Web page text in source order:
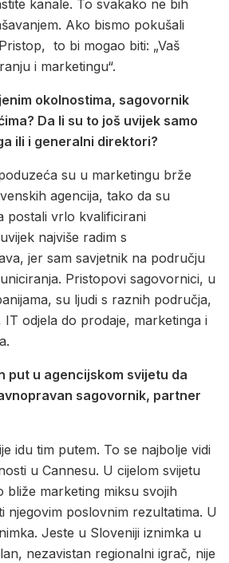
kanale. To svakako ne bih
Ako bismo pokušali
to bi mogao biti: „Vaš
i marketingu“.
okolnostima, sagovornik
Da li su to još uvijek samo
ili i generalni direktori?
su u marketingu brže
agencija, tako da su
postali vrlo kvalificirani
najviše radim s
jer sam savjetnik na području
Pristopovi sagovornici, u
su ljudi s raznih područja,
odjela do prodaje, marketinga i
put u agencijskom svijetu da
sagovornik, partner
idu tim putem. To se najbolje vidi
u Cannesu. U cijelom svijetu
bliže marketing miksu svojih
njegovim poslovnim rezultatima. U
Jeste u Sloveniji iznimka u
nezavistan regionalni igrač, nije